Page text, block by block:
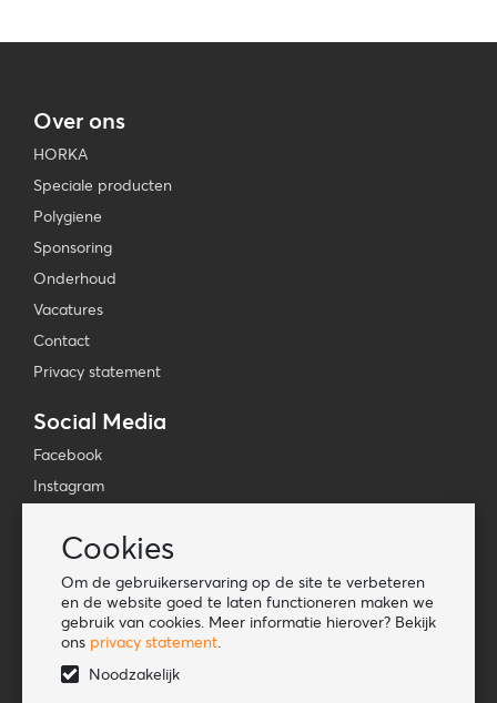
Cookies
Om de gebruikerservaring op de site te verbeteren
en de website goed te laten functioneren maken we
gebruik van cookies. Meer informatie hierover? Bekijk
ons privacy statement.
Noodzakelijk
Over ons
HORKA
Speciale producten
Polygiene
Sponsoring
Onderhoud
Vacatures
Contact
Privacy statement
Social Media
Facebook
Instagram
TikTok
Tools
Lookbook
Nieuwe klant